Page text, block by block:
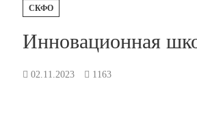
СКФО
Инновационная
02.11.2023 1163